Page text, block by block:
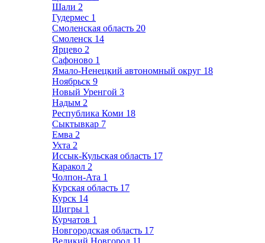
Шали 2
Гудермес 1
Смоленская область 20
Смоленск 14
Ярцево 2
Сафоново 1
Ямало-Ненецкий автономный округ 18
Ноябрьск 9
Новый Уренгой 3
Надым 2
Республика Коми 18
Сыктывкар 7
Емва 2
Ухта 2
Иссык-Кульская область 17
Каракол 2
Чолпон-Ата 1
Курская область 17
Курск 14
Щигры 1
Курчатов 1
Новгородская область 17
Великий Новгород 11